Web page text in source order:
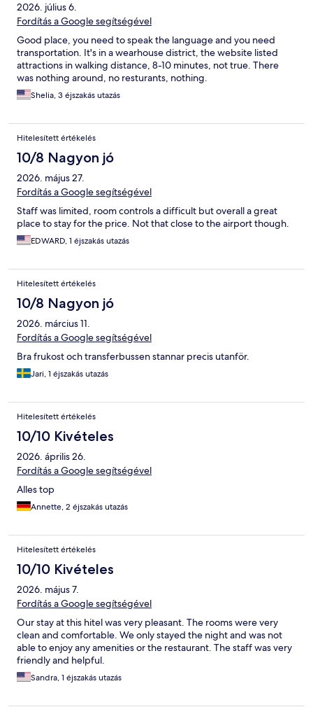
2026. július 6.
Fordítás a Google segítségével
Good place, you need to speak the language and you need
transportation. It's in a wearhouse district, the website listed
attractions in walking distance, 8-10 minutes, not true. There
was nothing around, no resturants, nothing.
Shelia, 3 éjszakás utazás
Hitelesített értékelés
10/8 Nagyon jó
2026. május 27.
Fordítás a Google segítségével
Staff was limited, room controls a difficult but overall a great
place to stay for the price. Not that close to the airport though.
EDWARD, 1 éjszakás utazás
Hitelesített értékelés
10/8 Nagyon jó
2026. március 11.
Fordítás a Google segítségével
Bra frukost och transferbussen stannar precis utanför.
Jari, 1 éjszakás utazás
Hitelesített értékelés
10/10 Kivételes
2026. április 26.
Fordítás a Google segítségével
Alles top
Annette, 2 éjszakás utazás
Hitelesített értékelés
10/10 Kivételes
2026. május 7.
Fordítás a Google segítségével
Our stay at this hitel was very pleasant. The rooms were very
clean and comfortable. We only stayed the night and was not
able to enjoy any amenities or the restaurant. The staff was very
friendly and helpful.
Sandra, 1 éjszakás utazás